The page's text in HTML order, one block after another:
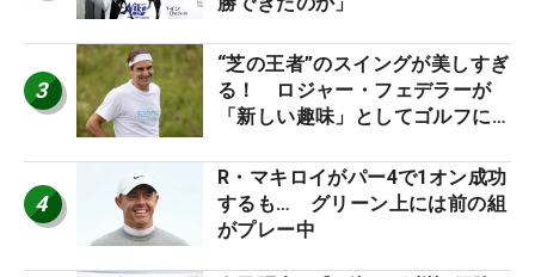
3
“芝の王者”のスイングが美しすぎ
る！ ロジャー・フェデラーが
「新しい趣味」としてゴルフに挑
4
R・マキロイがパー4で1オン成功
するも… グリーン上には前の組
がプレー中